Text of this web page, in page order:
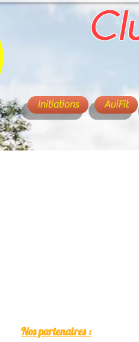
Initiations AviFit
Nos partenaires :